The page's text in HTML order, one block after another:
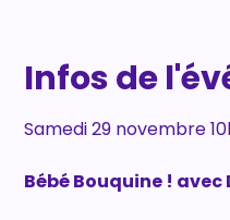
Infos de
Samedi 29 novembre
Bébé Bouquine !